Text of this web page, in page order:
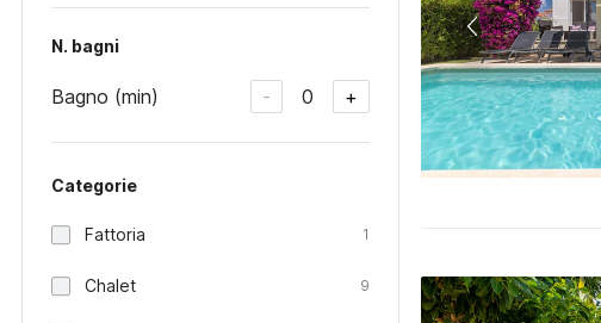
N. bagni
Bagno (min) - 0 +
Categorie
Fattoria 1
Chalet 9